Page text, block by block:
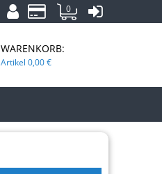
0
WARENKORB:
Artikel 0,00 €